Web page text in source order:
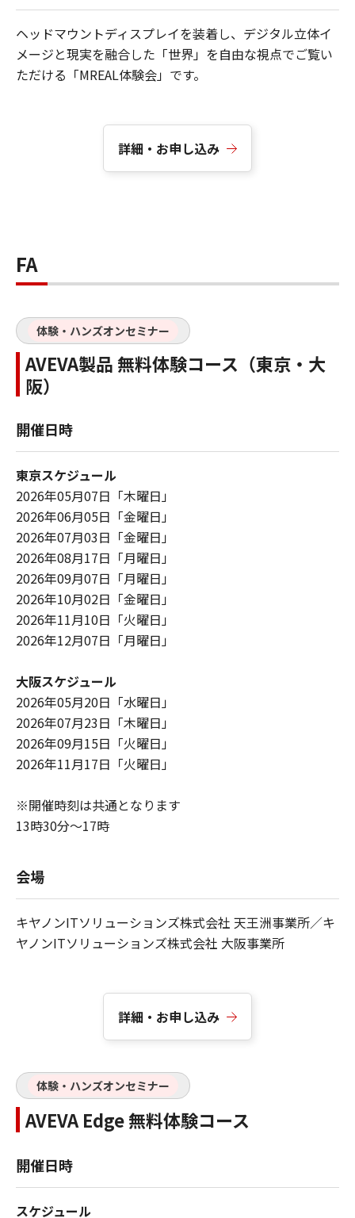
ヘッドマウントディスプレイを装着し、デジタル立体イ
メージと現実を融合した「世界」を自由な視点でご覧い
ただける「MREAL体験会」です。
詳細・お申し込み
FA
体験・ハンズオンセミナー
AVEVA製品 無料体験コース（東京・大
阪）
開催日時
東京スケジュール
2026年05月07日「木曜日」
2026年06月05日「金曜日」
2026年07月03日「金曜日」
2026年08月17日「月曜日」
2026年09月07日「月曜日」
2026年10月02日「金曜日」
2026年11月10日「火曜日」
2026年12月07日「月曜日」
大阪スケジュール
2026年05月20日「水曜日」
2026年07月23日「木曜日」
2026年09月15日「火曜日」
2026年11月17日「火曜日」
※開催時刻は共通となります
13時30分～17時
会場
キヤノンITソリューションズ株式会社 天王洲事業所／キ
ヤノンITソリューションズ株式会社 大阪事業所
詳細・お申し込み
体験・ハンズオンセミナー
AVEVA Edge 無料体験コース
開催日時
スケジュール